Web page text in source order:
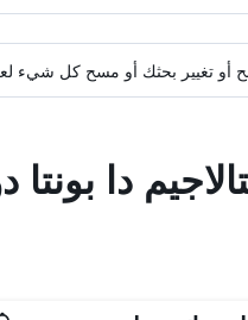
أو تغيير بحثك أو مسح كل شيء
دا